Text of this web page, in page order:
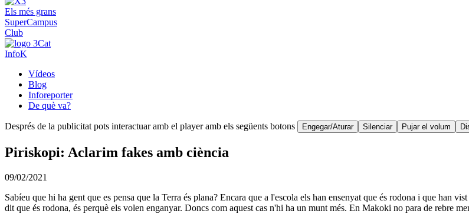
Els més grans
SuperCampus
Club
InfoK
Vídeos
Blog
Inforeporter
De què va?
Després de la publicitat pots interactuar amb el player amb els següents botons Engegar/Aturar Silenciar Pujar el volum
Piriskopi: Aclarim fakes amb ciència
09/02/2021
Sabíeu que hi ha gent que es pensa que la Terra és plana? Encara que a l'escola els han ensenyat que és rodona i que han
dit que és rodona, és perquè els volen enganyar. Doncs com aquest cas n'hi ha un munt més. En Makoki no para de rebre